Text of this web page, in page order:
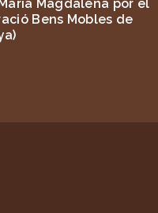
Magdalena por el
Bens Mobles de